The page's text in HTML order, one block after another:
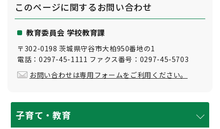
このページに関するお問い合わせ
教育委員会 学校教育課
〒302-0198 茨城県守谷市大柏950番地の1
電話：0297-45-1111 ファクス番号：0297-45-5703
お問い合わせは専用フォームをご利用ください。
子育て・教育